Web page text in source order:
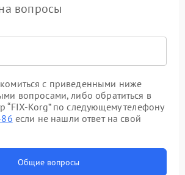
вопросы
с приведенными ниже
вопросами, либо обратиться в
“FIX-Korg” по следующему телефону
если не нашли ответ на свой
Общие вопросы